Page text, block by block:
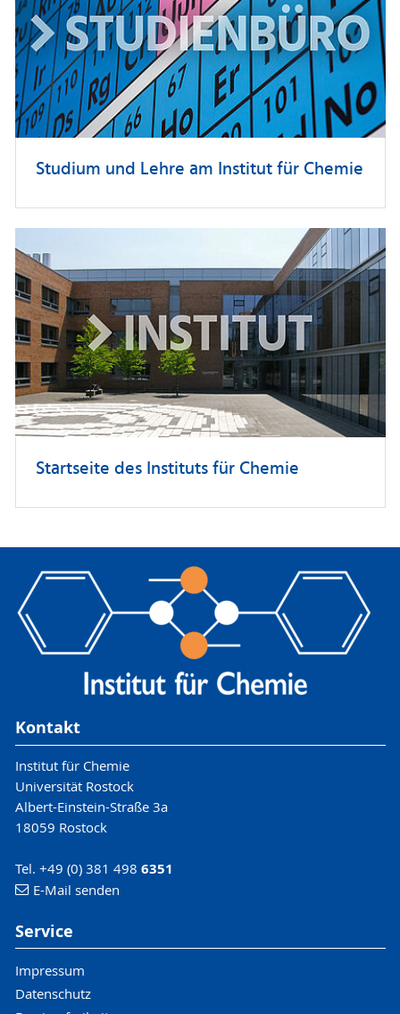
Studium und Lehre am Institut für Chemie
Startseite des Instituts für Chemie
Kontakt
Institut für Chemie
Universität Rostock
Albert-Einstein-Straße 3a
18059 Rostock
Tel. +49 (0) 381 498 6351
E-Mail senden
Service
Impressum
Datenschutz